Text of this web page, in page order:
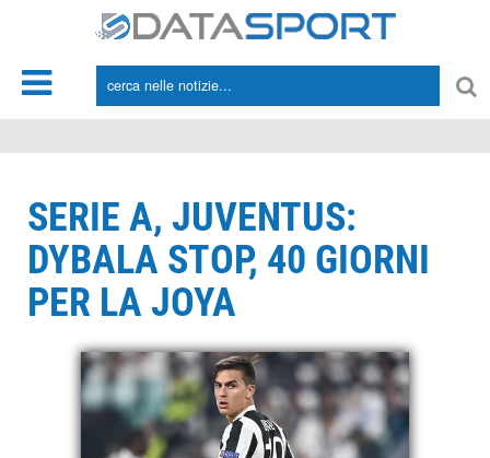
SERIE A, JUVENTUS:
DYBALA STOP, 40 GIORNI
PER LA JOYA